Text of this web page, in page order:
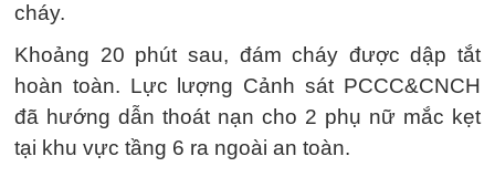
cháy.
Khoảng 20 phút sau, đám cháy được dập tắt
hoàn toàn. Lực lượng Cảnh sát PCCC&CNCH
đã hướng dẫn thoát nạn cho 2 phụ nữ mắc kẹt
tại khu vực tầng 6 ra ngoài an toàn.